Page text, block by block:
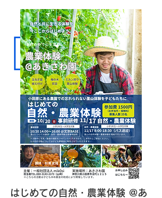
​はじめての自然・農業体験​ @あ